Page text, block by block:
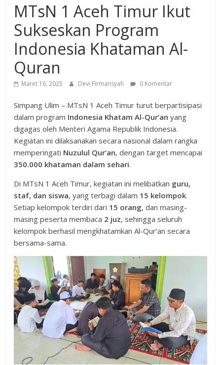
MTsN 1 Aceh Timur Ikut
Sukseskan Program
Indonesia Khataman Al-
Quran
Maret 16, 2025 Devi Firmansyah 0 Komentar
Simpang Ulim – MTsN 1 Aceh Timur turut berpartisipasi
dalam program Indonesia Khatam Al-Qur’an yang
digagas oleh Menteri Agama Republik Indonesia.
Kegiatan ini dilaksanakan secara nasional dalam rangka
memperingati Nuzulul Qur’an, dengan target mencapai
350.000 khataman dalam sehari.
Di MTsN 1 Aceh Timur, kegiatan ini melibatkan guru,
staf, dan siswa, yang terbagi dalam 15 kelompok.
Setiap kelompok terdiri dari 15 orang, dan masing-
masing peserta membaca 2 juz, sehingga seluruh
kelompok berhasil mengkhatamkan Al-Qur’an secara
bersama-sama.